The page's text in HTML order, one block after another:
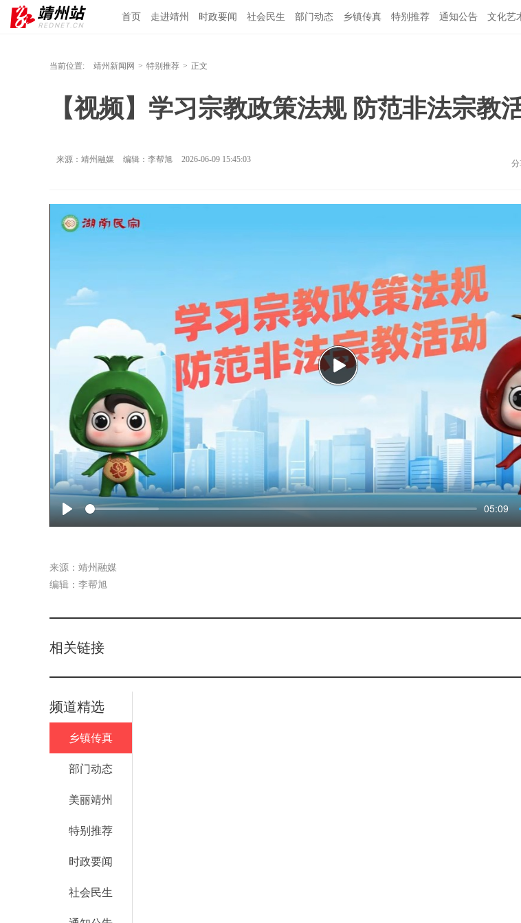
首页 走进靖州 时政要闻 社会民生 部门动态 乡镇传真 特别推荐 通知公告 文化艺
当前位置: 靖州新闻网 > 特别推荐 > 正文
【视频】学习宗教政策法规 防范非法宗教
来源：靖州融媒 编辑：李帮旭 2026-06-09 15:45:03 分
Play
05:09
Play
来源：靖州融媒
编辑：李帮旭
相关链接
频道精选
乡镇传真
部门动态
美丽靖州
特别推荐
时政要闻
社会民生